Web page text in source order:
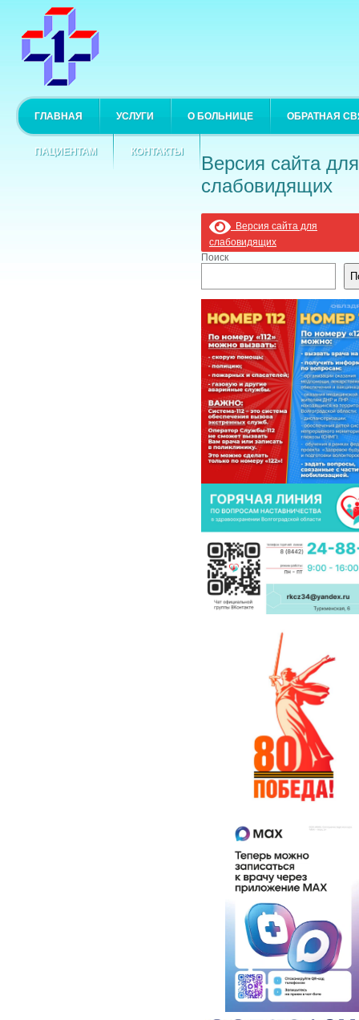
ГЛАВНАЯ УСЛУГИ О БОЛЬНИЦЕ ОБРАТНАЯ
ПАЦИЕНТАМ КОНТАКТЫ
Версия сайта для
слабовидящих
Версия сайта для
слабовидящих
Поиск